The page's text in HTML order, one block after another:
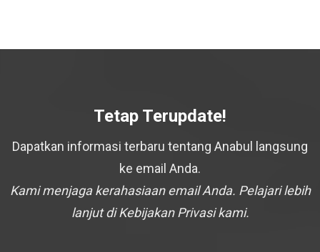
Tetap Terupdate!
Dapatkan informasi terbaru tentang Anabul langsung
ke email Anda.
Kami menjaga kerahasiaan email Anda. Pelajari lebih
lanjut di Kebijakan Privasi kami.